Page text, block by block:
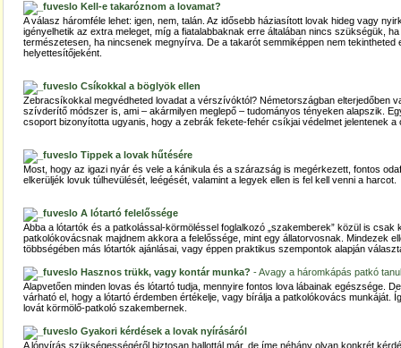
Kell-e takaróznom a lovamat?
A válasz háromféle lehet: igen, nem, talán. Az idősebb háziasított lovak hideg vagy
igényelhetik az extra meleget, míg a fiatalabbaknak erre általában nincs szükségük,
természetesen, ha nincsenek megnyírva. De a takarót semmiképpen nem tekintheted
helyettesítőjeként.
Csíkokkal a böglyök ellen
Zebracsíkokkal megvédheted lovadat a vérszívóktól? Németországban elterjedőben
szívderítő módszer is, ami – akármilyen meglepő – tudományos tényeken alapszik.
csoport bizonyította ugyanis, hogy a zebrák fekete-fehér csíkjai védelmet jelentenek
Tippek a lovak hűtésére
Most, hogy az igazi nyár és vele a kánikula és a szárazság is megérkezett, fontos
elkerüljék lovuk túlhevülését, leégését, valamint a legyek ellen is fel kell venni a harcot.
A lótartó felelőssége
Abba a lótartók és a patkolással-körmöléssel foglalkozó „szakemberek” közül is csak
patkolókovácsnak majdnem akkora a felelőssége, mint egy állatorvosnak. Mindezek
többségében más lótartók ajánlásai, vagy éppen praktikus szempontok alapján
Hasznos trükk, vagy kontár munka? - Avagy a háromkápás patkó
Alapvetően minden lovas és lótartó tudja, mennyire fontos lova lábainak egészsége.
várható el, hogy a lótartó érdemben értékelje, vagy bírálja a patkolókovács munkáját.
lovát körmölő-patkoló szakembernek.
Gyakori kérdések a lovak nyírásáról
A lónyírás szükségességéről biztosan hallottál már, de íme néhány olyan konkrét